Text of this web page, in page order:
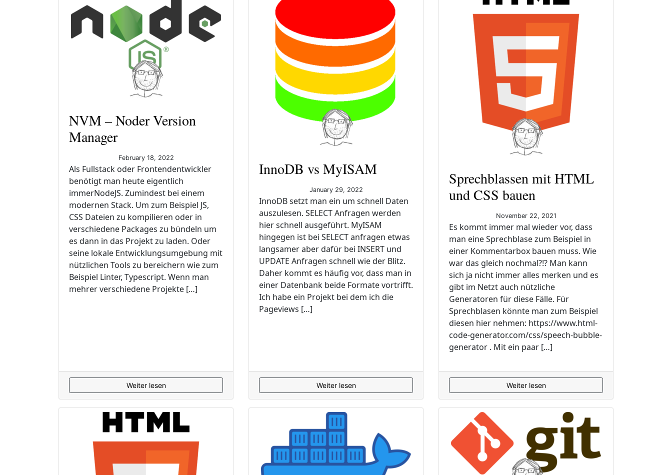
NVM – Noder Version
Manager
February 18, 2022
Als Fullstack oder Frontendentwickler
benötigt man heute eigentlich
immerNodeJS. Zumindest bei einem
modernen Stack. Um zum Beispiel JS,
CSS Dateien zu kompilieren oder in
verschiedene Packages zu bündeln um
es dann in das Projekt zu laden. Oder
seine lokale Entwicklungsumgebung mit
nützlichen Tools zu bereichern wie zum
Beispiel Linter, Typescript. Wenn man
mehrer verschiedene Projekte […]
Weiter lesen
InnoDB vs MyISAM
January 29, 2022
InnoDB setzt man ein um schnell Daten
auszulesen. SELECT Anfragen werden
hier schnell ausgeführt. MyISAM
hingegen ist bei SELECT anfragen etwas
langsamer aber dafür bei INSERT und
UPDATE Anfragen schnell wie der Blitz.
Daher kommt es häufig vor, dass man in
einer Datenbank beide Formate vortrifft.
Ich habe ein Projekt bei dem ich die
Pageviews […]
Weiter lesen
Sprechblassen mit HTML
und CSS bauen
November 22, 2021
Es kommt immer mal wieder vor, dass
man eine Sprechblase zum Beispiel in
einer Kommentarbox bauen muss. Wie
war das gleich nochmal?!? Man kann
sich ja nicht immer alles merken und es
gibt im Netzt auch nützliche
Generatoren für diese Fälle. Für
Sprechblasen könnte man zum Beispiel
diesen hier nehmen: https://www.html-
code-generator.com/css/speech-bubble-
generator . Mit ein paar […]
Weiter lesen